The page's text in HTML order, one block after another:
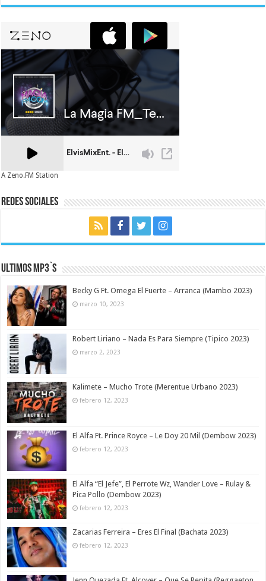
A Zeno.FM Station
Redes Sociales
Ultimos MP3`s
Becky G Ft. Omega El Fuerte – Arranca (Mambo 2023)
marzo 10, 2023
Robert Liriano – Nada Es Para Siempre (Tipico 2023)
marzo 2, 2023
Kalimete – Mucho Trote (Merentue Urbano 2023)
febrero 12, 2023
El Alfa Ft. Prince Royce – Le Doy 20 Mil (Dembow 2023)
febrero 12, 2023
El Alfa “El Jefe”, El Perrote Wz, Wander Love – Rulay &
Pica Pollo (Dembow 2023)
febrero 12, 2023
Zacarias Ferreira – Eres El Final (Bachata 2023)
febrero 12, 2023